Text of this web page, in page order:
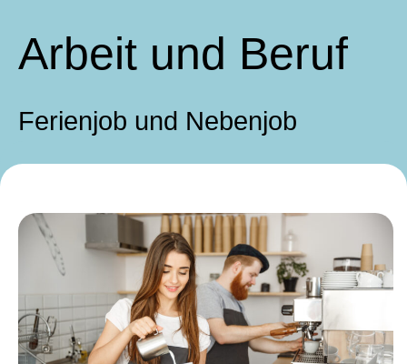
Arbeit und Beruf
Ferienjob und Nebenjob